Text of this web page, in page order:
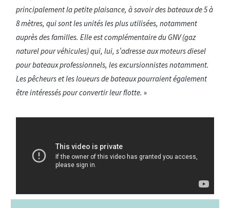
principalement la petite plaisance, à savoir des bateaux de 5 à
8 mètres, qui sont les unités les plus utilisées, notamment
auprès des familles. Elle est complémentaire du GNV (gaz
naturel pour véhicules) qui, lui, s’adresse aux moteurs diesel
pour bateaux professionnels, les excursionnistes notamment.
Les pêcheurs et les loueurs de bateaux pourraient également
être intéressés pour convertir leur flotte. »